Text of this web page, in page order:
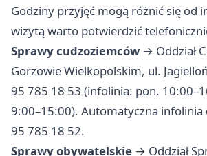
Godziny przyjęć mogą różnić się od
wizytą warto potwierdzić
Sprawy cudzoziemców → Oddział
Gorzowie Wielkopolskim, ul.
95 785 18 53 (infolinia: pon.
9:00–15:00). Automatyczna infolinia
95 785 18 52.
Sprawy obywatelskie → Oddział